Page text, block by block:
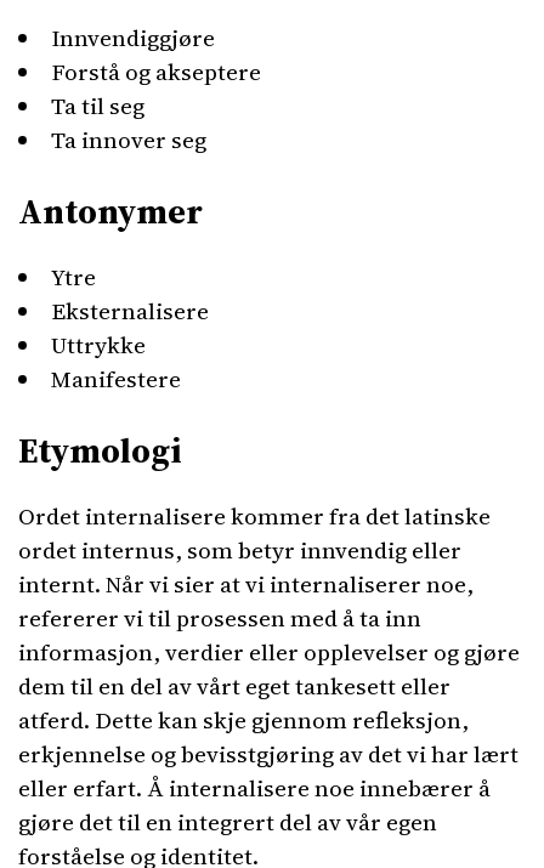
Innvendiggjøre
Forstå og akseptere
Ta til seg
Ta innover seg
Antonymer
Ytre
Eksternalisere
Uttrykke
Manifestere
Etymologi
Ordet internalisere kommer fra det latinske
ordet internus, som betyr innvendig eller
internt. Når vi sier at vi internaliserer noe,
refererer vi til prosessen med å ta inn
informasjon, verdier eller opplevelser og gjøre
dem til en del av vårt eget tankesett eller
atferd. Dette kan skje gjennom refleksjon,
erkjennelse og bevisstgjøring av det vi har lært
eller erfart. Å internalisere noe innebærer å
gjøre det til en integrert del av vår egen
forståelse og identitet.